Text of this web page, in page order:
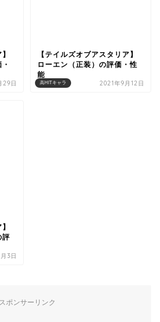
29日 高HITキャラ
【テイルズオブアスタリア】
ローエン（正装）の評価・性
能
2021年9月12日
評
3日
スポンサーリンク